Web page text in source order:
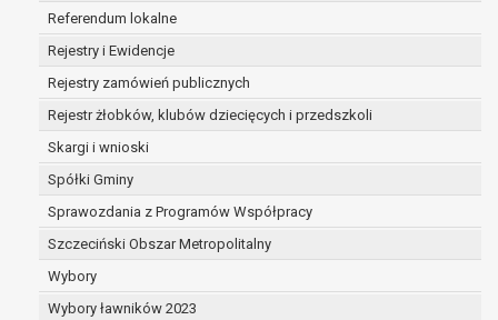
Referendum lokalne
Rejestry i Ewidencje
Rejestry zamówień publicznych
Rejestr żłobków, klubów dziecięcych i przedszkoli
Skargi i wnioski
Spółki Gminy
Sprawozdania z Programów Współpracy
Szczeciński Obszar Metropolitalny
Wybory
Wybory ławników 2023
dane nie są już niezbędne do celów,
sposób przetwarzane,
osoba, której dane dotyczą, wniosła
sprzeciw wobec przetwarzania
osoba, której dane dotyczą wycofała
osobowych, która jest podstawą
przetwarzania danych i nie ma innej
podstawy prawnej przetwarzania
dane osobowe przetwarzane są